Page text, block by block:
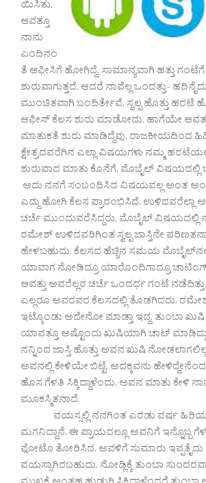
ಯಿಸಿತು.
ಆವತ್ತೂ
ನಾನು
ಎಂದಿನಂ
ತೆ ಆಫೀಸಿಗೆ ಹೋಗಿದ್ದೆ. ಸಾಮಾನ್ಯವಾಗಿ ಹತ್ತು
ಶುರುವಾಗುತ್ತದೆ. ಆದರೆ ನಾವೆಲ್ಲ ಒಂದತ್ತು-
ಮುಂಚಿತವಾಗಿ ಬಂದಿರ್ತೇವೆ. ಸ್ವಲ್ಪ ಹೊತ್ತು
ಆಫೀಸ್ ಕೆಲಸ ಶುರು ಮಾಡೋದು. ಹಾಗೆಯೇ
ಮಾತುಕತೆ ಶುರು ಮಾಡಿದ್ದೆವು. ರಾಜಕೀಯದಿಂದ
ಕ್ಷೇತ್ರದವರೆಗಿನ ಎಲ್ಲಾ ವಿಷಯಗಳು ನಮ್ಮ ಹರಟೆಯಲ್ಲಿ
ಶುರುವಾದ ಮಾತು ಕೊನೆಗೆ, ಮೊಬೈಲ್ ವಿಷಯದಲ್ಲಿ
ಅದು ನನಗೆ ಸಂಬಂದಿಸಿದ ವಿಷಯವಲ್ಲ ಅಂತ
ಎದ್ದು ಹೋಗಿ ಕೆಲಸ ಪ್ರಾರಂಭಿಸಿದೆ.
ಚರ್ಚೆ ಮುಂದುವರೆಸಿದ್ದರು. ಮೊಬೈಲ್ ವಿಷಯದಲ್ಲಿ
ರಮೇಶ್ ಉಳಿದವರಿಗಿಂತ ಸ್ವಲ್ಪ ಜಾಸ್ತಿನೇ
ಹೇಳಬಹುದು. ಕೆಲಸದ ಹೆಚ್ಚಿನ ಸಮಯ
ಯಾವಾಗ ನೋಡಿದ್ರೂ ಯಾರೊಂದಿಗಾದ್ರೂ ಚಾಟಿಂಗ್
ಆವತ್ತು ಅವರೆಲ್ಲರ ಚರ್ಚೆ ಒಂದರ್ಧ ಗಂಟೆ
ಎಲ್ಲರೂ ಅವರವರ ಕೆಲಸದಲ್ಲಿ ತೊಡಗಿದರು.
ಇಟ್ಕೊಂಡು ಅದೇನೋ ಮಾಡ್ತಾ ಇದ್ದ. ತುಂಬಾ
ಯಾವತ್ತೂ ಅಷ್ಟೊಂದು ಖುಷಿಯಾಗಿ ಚಾಟ್
ನನ್ನಿಂದ ಜಾಸ್ತಿ ಹೊತ್ತು ಅವನ ಖುಷಿ
ಅವನಲ್ಲಿ ಕೇಳಿಯೇ ಬಿಟ್ಟೆ. ಅದಕ್ಕವನು
ಹೊಸ ಗೆಳತಿ ಸಿಕ್ಕಿದ್ದಾಳೆಂದು. ಅವನ ಮಾತು ಕೇಳಿ
ಮೂಕಸ್ಮಿತನಾದೆ.
ವಯಸ್ಸಲ್ಲಿ ನನಗಿಂತ ಎರಡು ವರ್ಷ
ಮಗನಿದ್ದಾನೆ. ಈ ಪ್ರಾಯದಲ್ಲೂ ಅವನಿಗೆ ಇನ್ನೊಬ್ಬ
ಫೋಟೊ ತೋರಿಸಿದ. ಅವಳಿಗೆ ಸುಮಾರು ಇಪ್ಪತೈದು
ವಯಸ್ಸಾಗಿರಬಹುದು. ನೋಡ್ಲಿಕ್ಕೆ ತುಂಬಾ